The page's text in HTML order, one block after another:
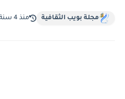
مجلة بويب الثقافية منذ 4 سنة